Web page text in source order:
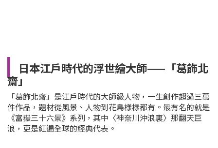
日本江戶時代的浮世繪大師——「葛飾北
齋」
「葛飾北齋」是江戶時代的大師級人物，一生創作超過三萬
件作品，題材從風景、人物到花鳥樣樣都有。最有名的就是
《富嶽三十六景》系列，其中〈神奈川沖浪裏〉那翻天巨
浪，更是紅遍全球的經典代表。